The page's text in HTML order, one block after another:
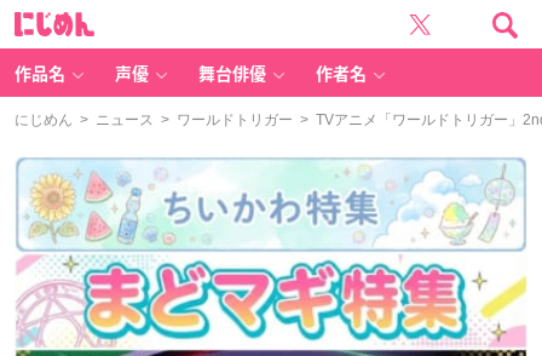
作品名 声優 舞台俳優 作者名
にじめん > ニュース > ワールドトリガー > TVアニメ「ワールドトリガー」